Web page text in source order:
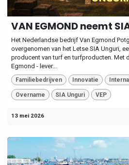
VAN EGMOND neemt
Het Nederlandse bedrijf Van Egmond
overgenomen van het Letse SIA Unguri,
producent van turf en turfproducten. Met
Egmond - lever...
Familiebedrijven Innovatie
Overname SIA Unguri VEP
13 mei 2026